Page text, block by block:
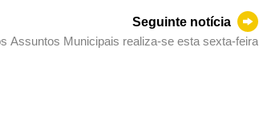
Seguinte notícia
Assuntos Municipais realiza-se esta sexta-feira